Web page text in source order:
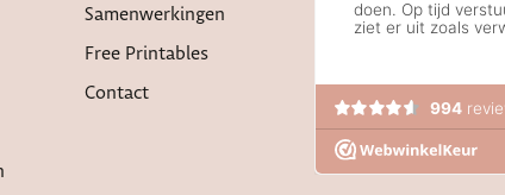
Samenwerkingen
Free Printables
Contact